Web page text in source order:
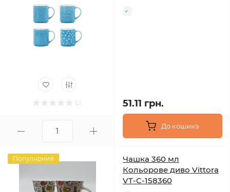
51.11 грн.
До кошика
Популярний
Чашка 360 мл
Кольорове диво Vittora
VT-C-158360